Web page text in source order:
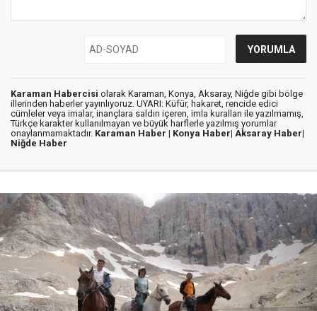
Karaman Habercisi olarak Karaman, Konya, Aksaray, Niğde gibi bölge
illerinden haberler yayınlıyoruz. UYARI: Küfür, hakaret, rencide edici
cümleler veya imalar, inançlara saldırı içeren, imla kuralları ile yazılmamış,
Türkçe karakter kullanılmayan ve büyük harflerle yazılmış yorumlar
onaylanmamaktadır. Karaman Haber | Konya Haber| Aksaray Haber|
Niğde Haber